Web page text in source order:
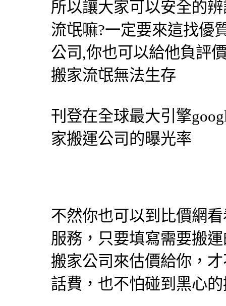
所以讓大家可以安全的
流氓嘛?一定要來這找優
公司,你也可以給他負評
搬家流氓無法生存
刊登在全球最大引擎
家搬運公司的曝光率
不然你也可以到比價網
服務，只要填寫需要搬
搬家公司來估價給你，
話費，也不怕碰到黑心